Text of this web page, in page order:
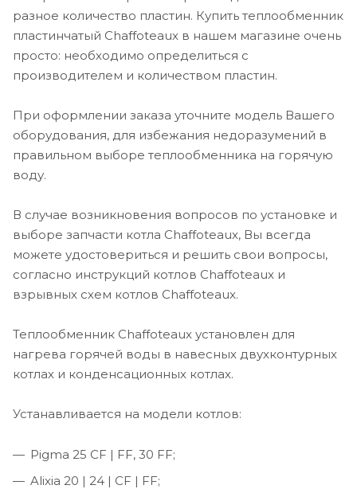
разное количество пластин. Купить теплообменник
пластинчатый Chaffoteaux в нашем магазине очень
просто: необходимо определиться с
производителем и количеством пластин.
При оформлении заказа уточните модель Вашего
оборудования, для избежания недоразумений в
правильном выборе теплообменника на горячую
воду.
В случае возникновения вопросов по установке и
выборе запчасти котла Chaffoteaux, Вы всегда
можете удостовериться и решить свои вопросы,
согласно инструкций котлов Chaffoteaux и
взрывных схем котлов Chaffoteaux.
Теплообменник Chaffoteaux установлен для
нагрева горячей воды в навесных двухконтурных
котлах и конденсационных котлах.
Устанавливается на модели котлов:
Pigma 25 CF | FF, 30 FF;
Alixia 20 | 24 | CF | FF;